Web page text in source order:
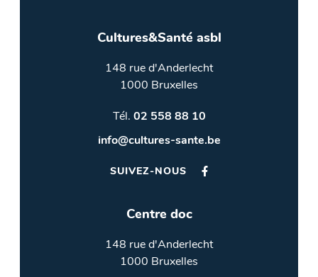
Cultures&Santé asbl
148 rue d'Anderlecht
1000 Bruxelles
Tél. 02 558 88 10
info@cultures-sante.be
SUIVEZ-NOUS
Centre doc
148 rue d'Anderlecht
1000 Bruxelles